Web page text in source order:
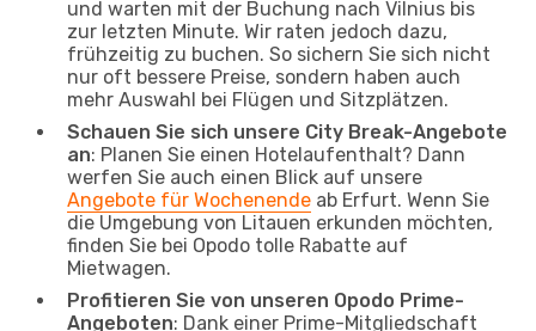
und warten mit der Buchung nach Vilnius bis
zur letzten Minute. Wir raten jedoch dazu,
frühzeitig zu buchen. So sichern Sie sich nicht
nur oft bessere Preise, sondern haben auch
mehr Auswahl bei Flügen und Sitzplätzen.
Schauen Sie sich unsere City Break-Angebote
an: Planen Sie einen Hotelaufenthalt? Dann
werfen Sie auch einen Blick auf unsere
Angebote für Wochenende ab Erfurt. Wenn Sie
die Umgebung von Litauen erkunden möchten,
finden Sie bei Opodo tolle Rabatte auf
Mietwagen.
Profitieren Sie von unseren Opodo Prime-
Angeboten: Dank einer Prime-Mitgliedschaft